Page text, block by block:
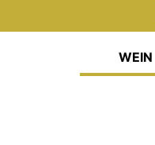
WEIN